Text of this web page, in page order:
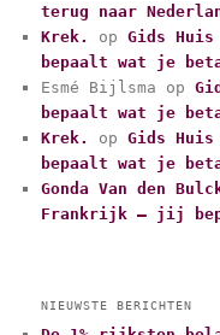
o
r
i
e
ë
terug naar
Krek.
opGids
bepaalt wat je
Esmé Bijlsma op
bepaalt wat je
Krek.
opGids
bepaalt wat je
Gonda Van den
Frankrijk – jij
NIEUWSTE BERICHTEN